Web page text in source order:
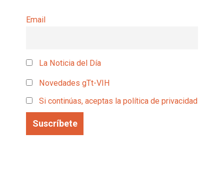
Email
La Noticia del Día
Novedades gTt-VIH
Si continúas, aceptas la política de privacidad